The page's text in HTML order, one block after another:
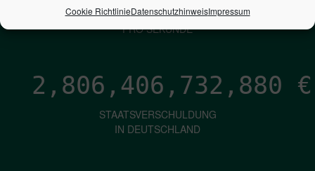
Cookie RichtlinieDatenschutzhinweisImpressum
ZINSEN
PRO SEKUNDE
2,806,406,734,143 €
STAATSVERSCHULDUNG
IN DEUTSCHLAND